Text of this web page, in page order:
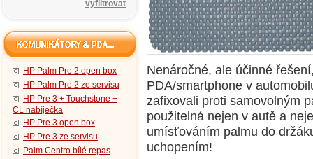
HP Palm Pre 2 open box
HP Palm Pre 2 ze servisu
HP Pre 3 + Touchstone +
CL nabíječka
HP Pre 3 open box
HP Pre 3 ze servisu
Palm Centro bílé repas
Nenáročné, ale účinné
PDA/smartphone v
zafixovali proti samovolným
použitelná nejen v autě a
umísťováním palmu do
uchopením!